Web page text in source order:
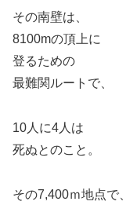
その南壁は、
8100mの頂上に
登るための
最難関ルートで、
10人に4人は
死ぬとのこと。
その7,400ｍ地点で、